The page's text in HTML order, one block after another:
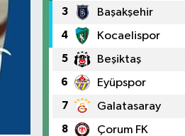
3 Başakşehir
4 Kocaelispor
5 Beşiktaş
6 Eyüpspor
7 Galatasaray
8 Çorum FK